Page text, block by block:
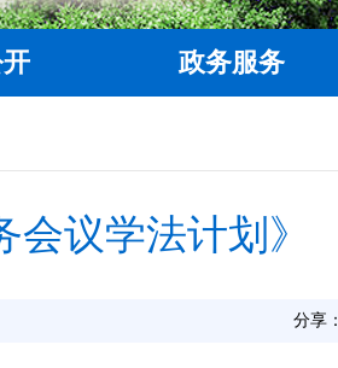
政务服务
议学法计划》
分享：